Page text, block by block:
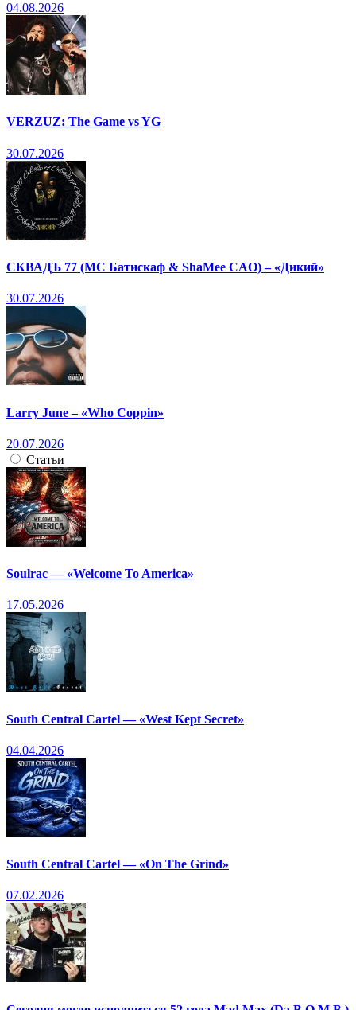
04.08.2026
VERZUZ: The Game vs YG
30.07.2026
СКВАДЪ 77 (МС Батискаф & ShaMee CAO) – «Дикий»
30.07.2026
Larry June – «Who Coppin»
20.07.2026
Статьи
Soulrac — «Welcome To America»
17.05.2026
South Central Cartel — «West Kept Secret»
04.04.2026
South Central Cartel — «On The Grind»
07.02.2026